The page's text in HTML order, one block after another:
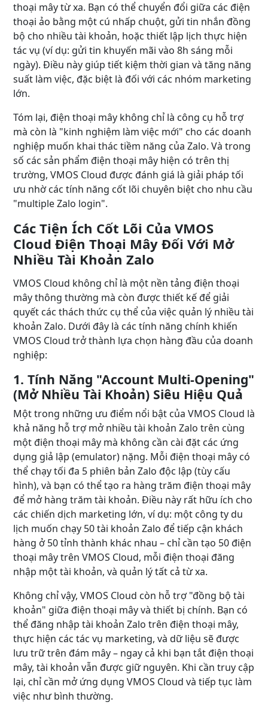
thoại mây từ xa. Bạn có thể chuyển đổi giữa các điện
thoại ảo bằng một cú nhấp chuột, gửi tin nhắn đồng
bộ cho nhiều tài khoản, hoặc thiết lập lịch thực hiện
tác vụ (ví dụ: gửi tin khuyến mãi vào 8h sáng mỗi
ngày). Điều này giúp tiết kiệm thời gian và tăng năng
suất làm việc, đặc biệt là đối với các nhóm marketing
lớn.
Tóm lại, điện thoại mây không chỉ là công cụ hỗ trợ
mà còn là "kinh nghiệm làm việc mới" cho các doanh
nghiệp muốn khai thác tiềm năng của Zalo. Và trong
số các sản phẩm điện thoại mây hiện có trên thị
trường, VMOS Cloud được đánh giá là giải pháp tối
ưu nhờ các tính năng cốt lõi chuyên biệt cho nhu cầu
"multiple Zalo login".
Các Tiện Ích Cốt Lõi Của VMOS
Cloud Điện Thoại Mây Đối Với Mở
Nhiều Tài Khoản Zalo
VMOS Cloud không chỉ là một nền tảng điện thoại
mây thông thường mà còn được thiết kế để giải
quyết các thách thức cụ thể của việc quản lý nhiều tài
khoản Zalo. Dưới đây là các tính năng chính khiến
VMOS Cloud trở thành lựa chọn hàng đầu của doanh
nghiệp:
1. Tính Năng "Account Multi-Opening"
(Mở Nhiều Tài Khoản) Siêu Hiệu Quả
Một trong những ưu điểm nổi bật của VMOS Cloud là
khả năng hỗ trợ mở nhiều tài khoản Zalo trên cùng
một điện thoại mây mà không cần cài đặt các ứng
dụng giả lập (emulator) nặng. Mỗi điện thoại mây có
thể chạy tối đa 5 phiên bản Zalo độc lập (tùy cấu
hình), và bạn có thể tạo ra hàng trăm điện thoại mây
để mở hàng trăm tài khoản. Điều này rất hữu ích cho
các chiến dịch marketing lớn, ví dụ: một công ty du
lịch muốn chạy 50 tài khoản Zalo để tiếp cận khách
hàng ở 50 tỉnh thành khác nhau – chỉ cần tạo 50 điện
thoại mây trên VMOS Cloud, mỗi điện thoại đăng
nhập một tài khoản, và quản lý tất cả từ xa.
Không chỉ vậy, VMOS Cloud còn hỗ trợ "đồng bộ tài
khoản" giữa điện thoại mây và thiết bị chính. Bạn có
thể đăng nhập tài khoản Zalo trên điện thoại mây,
thực hiện các tác vụ marketing, và dữ liệu sẽ được
lưu trữ trên đám mây – ngay cả khi bạn tắt điện thoại
mây, tài khoản vẫn được giữ nguyên. Khi cần truy cập
lại, chỉ cần mở ứng dụng VMOS Cloud và tiếp tục làm
việc như bình thường.